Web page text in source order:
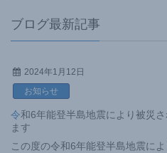
ブログ最新記事
2024年1月12日
お知らせ
令和6年能登半島地震により被災された皆さまへお見舞い申し上げ
ます
この度の令和6年能登半島地震に